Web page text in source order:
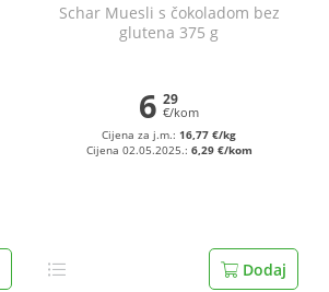
Schar Muesli s čokoladom bez
glutena 375 g
6 29
€/kom
Cijena za j.m.:16,77 €/kg
Cijena 02.05.2025.: 6,29 €/kom
Dodaj